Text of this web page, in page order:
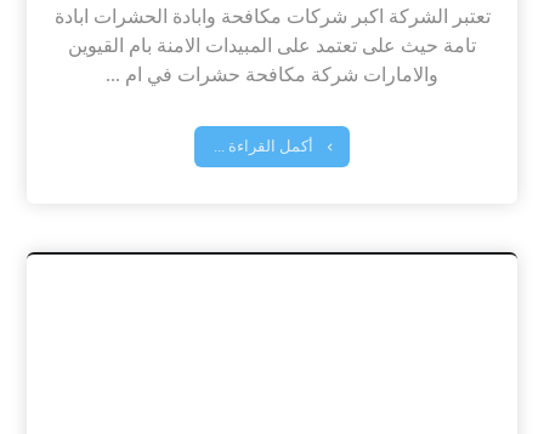
تعتبر الشركة اكبر شركات مكافحة وابادة الحشرات ابادة
تامة حيث على تعتمد على المبيدات الامنة بام القيوين
والامارات شركة مكافحة حشرات في ام ...
أكمل القراءة ...